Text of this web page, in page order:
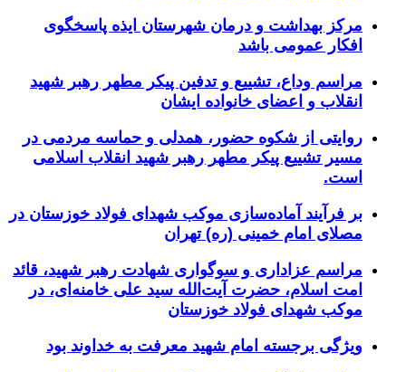
مرکز بهداشت و درمان شهرستان ایذه پاسخگوی
افکار عمومی باشد
مراسم وداع، تشییع و تدفین پیکر مطهر رهبر شهید
انقلاب و اعضای خانواده ایشان
روایتی از شکوه حضور، همدلی و حماسه مردمی در
مسیر تشییع پیکر مطهر رهبر شهید انقلاب اسلامی
است.
بر فرآیند آماده‌سازی موکب شهدای فولاد خوزستان در
مصلای امام خمینی (ره) تهران
مراسم عزاداری و سوگواری شهادت رهبر شهید، قائد
امت اسلام، حضرت آیت‌الله سید علی خامنه‌ای، در
موکب شهدای فولاد خوزستان
ویژگی برجسته امام شهید معرفت به خداوند بود